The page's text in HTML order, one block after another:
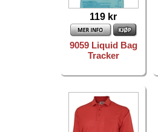
119 kr
9059 Liquid Bag
Tracker